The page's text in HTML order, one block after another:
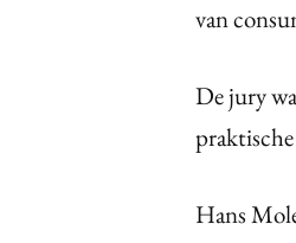
van
De jury
Hans